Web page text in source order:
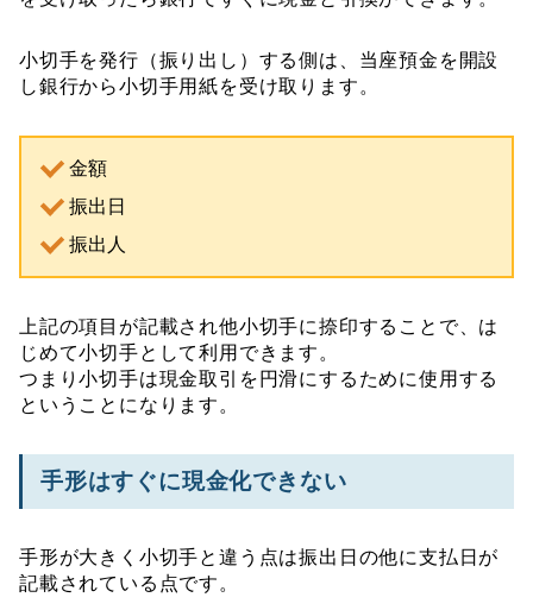
小切手を発行（振り出し）する側は、当座預金を開設
し銀行から小切手用紙を受け取ります。
金額
振出日
振出人
上記の項目が記載され他小切手に捺印することで、は
じめて小切手として利用できます。
つまり小切手は現金取引を円滑にするために使用する
ということになります。
手形はすぐに現金化できない
手形が大きく小切手と違う点は振出日の他に支払日が
記載されている点です。